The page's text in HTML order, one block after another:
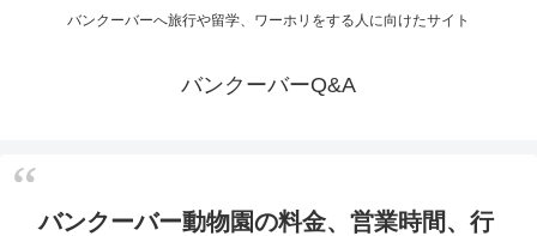
バンクーバーへ旅行や留学、ワーホリをする人に向けたサイト
バンクーバーQ&A
バンクーバー動物園の料金、営業時間、行